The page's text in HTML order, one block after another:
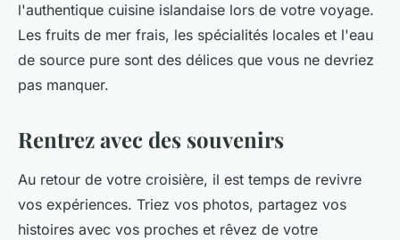
l'authentique cuisine islandaise lors de votre voyage.
Les fruits de mer frais, les spécialités locales et l'eau
de source pure sont des délices que vous ne devriez
pas manquer.
Rentrez avec des souvenirs
Au retour de votre croisière, il est temps de revivre
vos expériences. Triez vos photos, partagez vos
histoires avec vos proches et rêvez de votre